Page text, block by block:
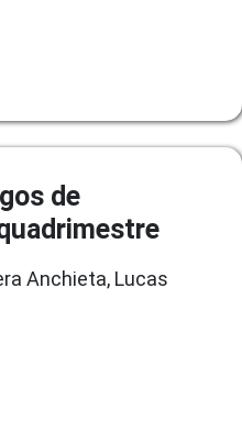
de
Anchieta, Lucas